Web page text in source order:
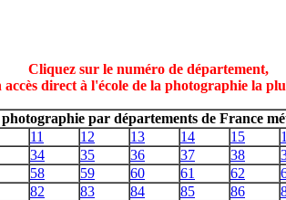
Cliquez sur le numéro de département,
direct à l'école de la photographie la
photographie par départements de France
11 12 13 14 15
34 35 36 37 38
58 59 60 61 62
82 83 84 85 86